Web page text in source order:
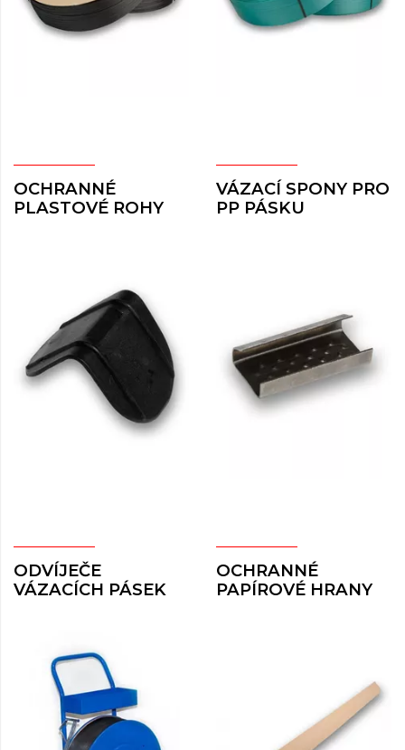
OCHRANNÉ
PLASTOVÉ ROHY
VÁZACÍ SPONY PRO
PP PÁSKU
ODVÍJEČE
VÁZACÍCH PÁSEK
OCHRANNÉ
PAPÍROVÉ HRANY